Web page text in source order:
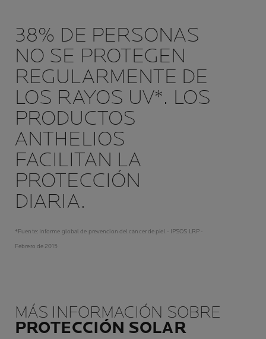
38% DE PERSONAS
NO SE PROTEGEN
REGULARMENTE DE
LOS RAYOS UV*. LOS
PRODUCTOS
ANTHELIOS
FACILITAN LA
PROTECCIÓN
DIARIA.
*Fuente: Informe global de prevención del cáncer de piel - IPSOS LRP -
Febrero de 2015
MÁS INFORMACIÓN SOBRE
PROTECCIÓN SOLAR